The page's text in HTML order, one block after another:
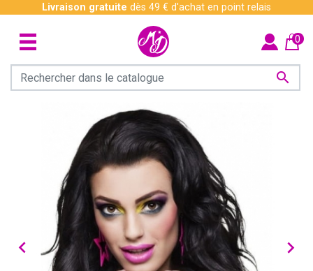
Livraison gratuite dès 49 € d'achat en point relais

0
 